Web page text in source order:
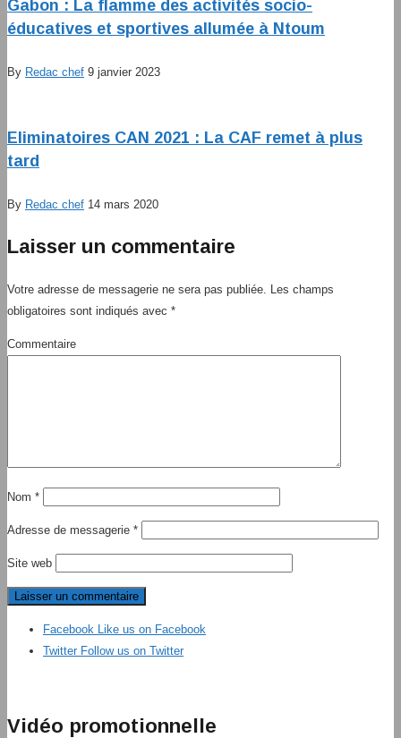
Gabon : La flamme des activités socio-
éducatives et sportives allumée à Ntoum
By Redac chef 9 janvier 2023
Eliminatoires CAN 2021 : La CAF remet à plus
tard
By Redac chef 14 mars 2020
Laisser un commentaire
Votre adresse de messagerie ne sera pas publiée. Les champs
obligatoires sont indiqués avec *
Commentaire
Nom *
Adresse de messagerie *
Site web
Facebook Like us on Facebook
Twitter Follow us on Twitter
Vidéo promotionnelle